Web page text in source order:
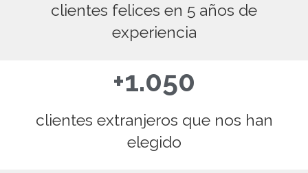
clientes felices en 5 años de
experiencia
+1.050
clientes extranjeros que nos han
elegido